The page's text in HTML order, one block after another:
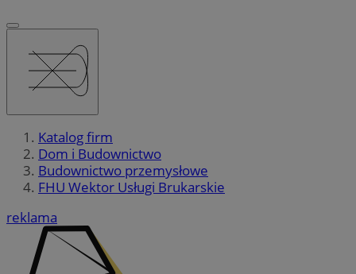
Katalog firm
Dom i Budownictwo
Budownictwo przemysłowe
FHU Wektor Usługi Brukarskie
reklama